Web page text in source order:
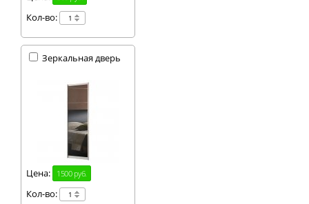
Кол-во:
Зеркальная дверь
Цена: 1500 руб.
Кол-во: